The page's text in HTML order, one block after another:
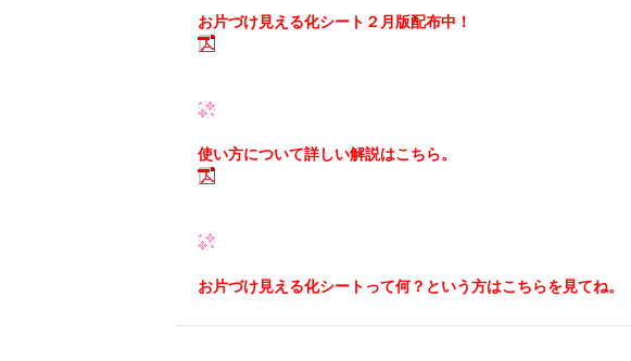
お片づけ見える化シート２月版配布中！
使い方について詳しい解説はこちら。
お片づけ見える化シートって何？という方はこちらを見てね。